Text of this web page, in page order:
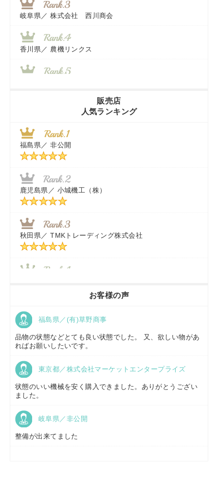
岐阜県／ 株式会社 西川商会
香川県／ 農機リンクス
近江商事合同会社：「茨城中古農建機販売」
千葉県／ 株式会社テクノ・タカ
福岡県／株式会社カドワキ機械（旧ナカガワ農機商会）
東京都／
秋田県／ TMKトレーディング株式会社
販売店
人気ランキング
福島県／ 非公開
鹿児島県／ 小城機工（株）
秋田県／ TMKトレーディング株式会社
京都府／
福島県／(有)草野商事
山形県／株式会社ノーキステージ
お客様の声
福島県／(有)草野商事
品物の状態などとても良い状態でした。 又、欲しい物があ
ればお願いしたいです。
東京都／株式会社マーケットエンタープライズ
状態のいい機械を安く購入できました。ありがとうござい
ました。
岐阜県／非公開
整備が出来てました